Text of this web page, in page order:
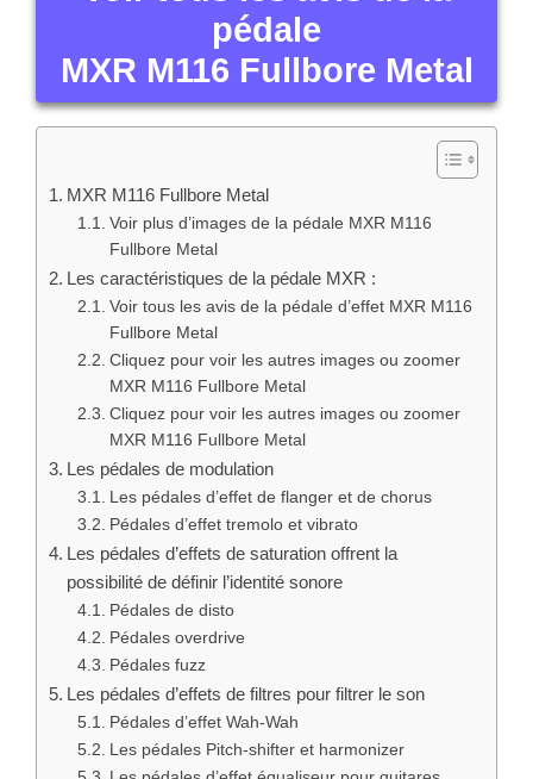
pédale
MXR M116 Fullbore Metal
MXR M116 Fullbore Metal
Voir plus d’images de la pédale MXR M116
Fullbore Metal
Les caractéristiques de la pédale MXR :
Voir tous les avis de la pédale d’effet MXR M116
Fullbore Metal
Cliquez pour voir les autres images ou zoomer
MXR M116 Fullbore Metal
Cliquez pour voir les autres images ou zoomer
MXR M116 Fullbore Metal
Les pédales de modulation
Les pédales d’effet de flanger et de chorus
Pédales d’effet tremolo et vibrato
Les pédales d’effets de saturation offrent la
possibilité de définir l’identité sonore
Pédales de disto
Pédales overdrive
Pédales fuzz
Les pédales d’effets de filtres pour filtrer le son
Pédales d’effet Wah-Wah
Les pédales Pitch-shifter et harmonizer